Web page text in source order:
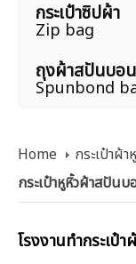
กระเป๋าซิปผ้า
Zip bag
ถุงผ้าสปันบอ
Spunbond
Home กระเป๋าผ้า
กระเป๋าหูหิ้วผ้าสปัน
โรงงานทำกระเป๋